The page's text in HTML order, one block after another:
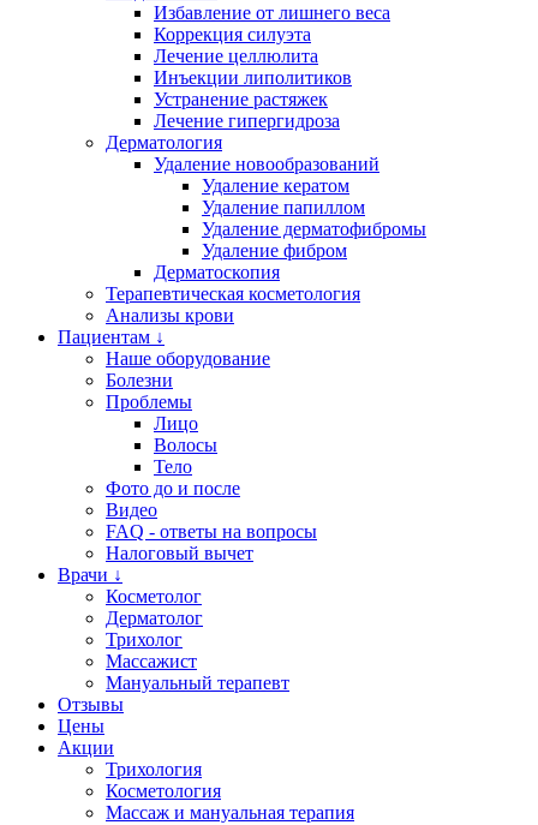
Избавление от лишнего веса
Коррекция силуэта
Лечение целлюлита
Инъекции липолитиков
Устранение растяжек
Лечение гипергидроза
Дерматология
Удаление новообразований
Удаление кератом
Удаление папиллом
Удаление дерматофибромы
Удаление фибром
Дерматоскопия
Терапевтическая косметология
Анализы крови
Пациентам ↓
Наше оборудование
Болезни
Проблемы
Лицо
Волосы
Тело
Фото до и после
Видео
FAQ - ответы на вопросы
Налоговый вычет
Врачи ↓
Косметолог
Дерматолог
Трихолог
Массажист
Мануальный терапевт
Отзывы
Цены
Акции
Трихология
Косметология
Массаж и мануальная терапия